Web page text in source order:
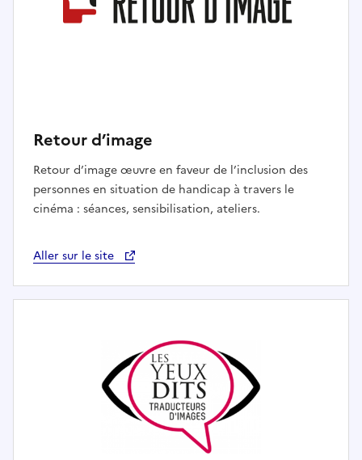
Retour d’image
Retour d’image œuvre en faveur de l’inclusion des
personnes en situation de handicap à travers le
cinéma : séances, sensibilisation, ateliers.
Aller sur le site